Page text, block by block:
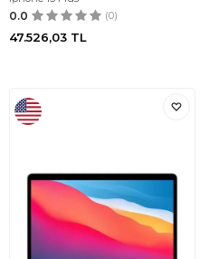
0.0 (0)
47.526,03 TL